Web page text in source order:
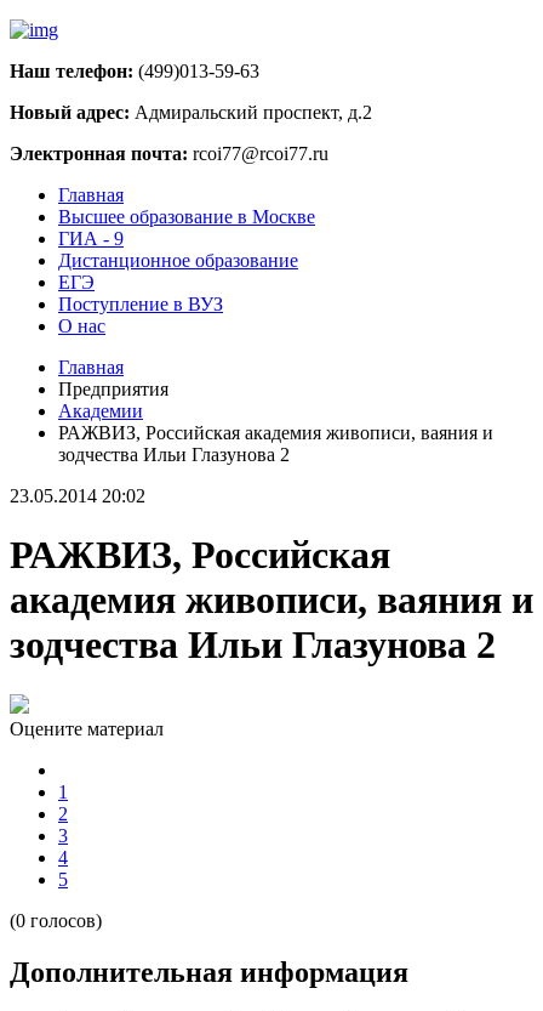
Наш телефон: (499)013-59-63
Новый адрес: Адмиральский проспект, д.2
Электронная почта: rcoi77@rcoi77.ru
Главная
Высшее образование в Москве
ГИА - 9
Дистанционное образование
ЕГЭ
Поступление в ВУЗ
О нас
Главная
Предприятия
Академии
РАЖВИЗ, Российская академия живописи, ваяния и
зодчества Ильи Глазунова 2
23.05.2014 20:02
РАЖВИЗ, Российская
академия живописи, ваяния и
зодчества Ильи Глазунова 2
Оцените материал
1
2
3
4
5
(0 голосов)
Дополнительная информация